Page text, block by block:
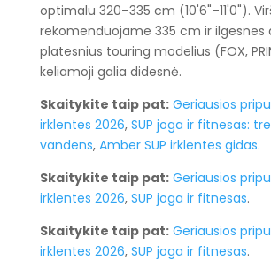
optimalu 320–335 cm (10'6"–11'0").
rekomenduojame 335 cm ir ilgesnes
platesnius touring modelius (FOX,
keliamoji galia didesnė.
Skaitykite taip pat: Geriausios
irklentes 2026, SUP joga ir fitnesas:
vandens, Amber SUP irklentes gidas.
Skaitykite taip pat: Geriausios
irklentes 2026, SUP joga ir fitnesas.
Skaitykite taip pat: Geriausios
irklentes 2026, SUP joga ir fitnesas.